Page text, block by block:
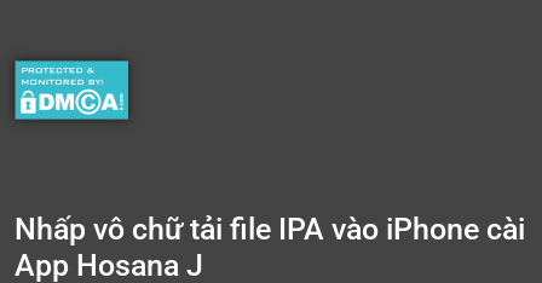
Nhấp vô chữ tải file IPA vào iPhone cài
App Hosana J